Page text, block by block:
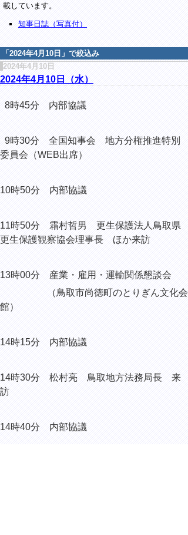
載しています。
知事日誌（写真付）
「 2024年4月10日 」で絞込み
2024年4月10日
2024年4月10日（水）
8時45分 内部協議
9時30分 全国知事会 地方分権推進特別
委員会（WEB出席）
10時50分 内部協議
11時50分 霜村哲男 更生保護法人鳥取県
更生保護観察協会理事長 ほか来訪
13時00分 産業・雇用・運輸関係懇談会
（鳥取市尚徳町のとりぎん文化会
館）
14時15分 内部協議
14時30分 松村亮 鳥取地方法務局長 来
訪
14時40分 内部協議